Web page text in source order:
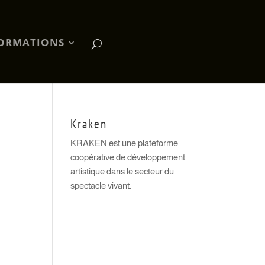
Kraken
KRAKEN est une plateforme
coopérative de développement
artistique dans le secteur du
spectacle vivant.